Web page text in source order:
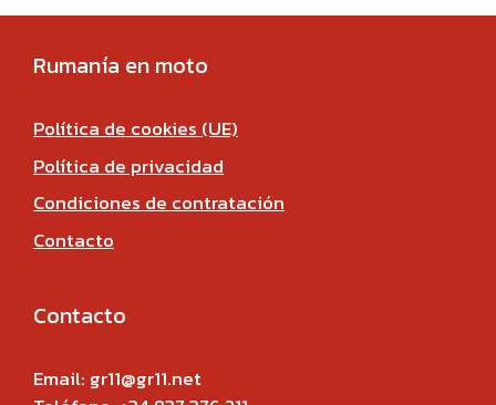
Rumanía en moto
Política de cookies (UE)
Política de privacidad
Condiciones de contratación
Contacto
Contacto
Email: gr11@gr11.net